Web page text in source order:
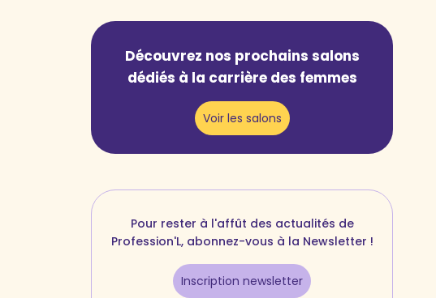
Découvrez nos prochains salons
dédiés à la carrière des femmes
Voir les salons
Pour rester à l'affût des actualités de
Profession'L, abonnez-vous à la Newsletter !
Inscription newsletter